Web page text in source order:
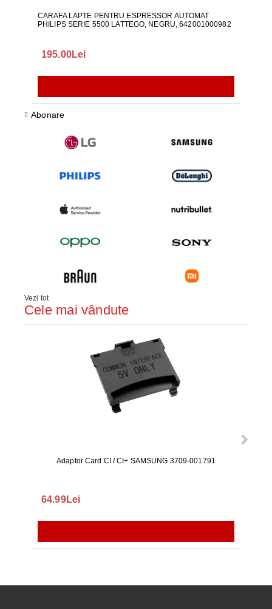
CARAFA LAPTE PENTRU ESPRESSOR AUTOMAT
PHILIPS SERIE 5500 LATTEGO, NEGRU, 642001000982
195.00Lei
Abonare
Vezi tot
Cele mai vândute
Adaptor Card CI / CI+ SAMSUNG 3709-001791
64.99Lei